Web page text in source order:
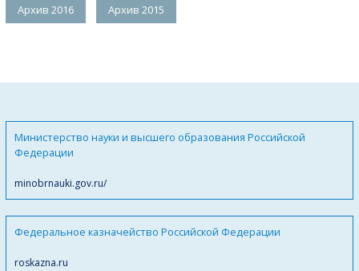
Архив 2016 Архив 2015
Министерство науки и высшего образования Российской
Федерации
minobrnauki.gov.ru/
Федеральное казначейство Российской Федерации
roskazna.ru